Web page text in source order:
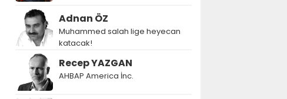
Adnan ÖZ
Muhammed salah lige heyecan
katacak!
Recep YAZGAN
AHBAP America İnc.